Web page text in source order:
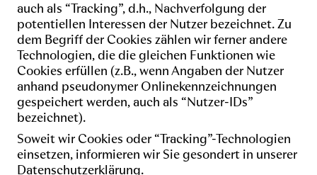
auch als “Tracking”, d.h., Nachverfolgung der
potentiellen Interessen der Nutzer bezeichnet. Zu
dem Begriff der Cookies zählen wir ferner andere
Technologien, die die gleichen Funktionen wie
Cookies erfüllen (z.B., wenn Angaben der Nutzer
anhand pseudonymer Onlinekennzeichnungen
gespeichert werden, auch als “Nutzer-IDs”
bezeichnet).
Soweit wir Cookies oder “Tracking”-Technologien
einsetzen, informieren wir Sie gesondert in unserer
Datenschutzerklärung.